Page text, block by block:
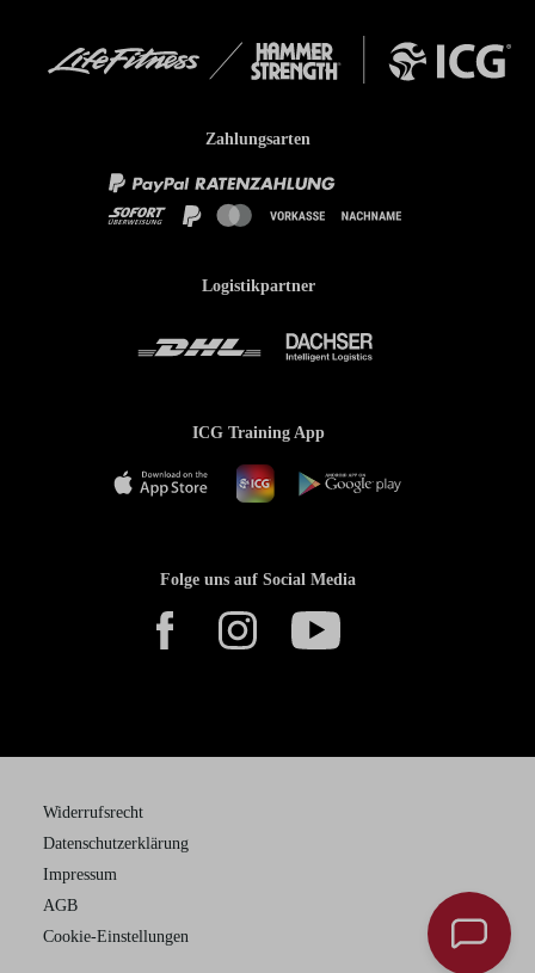
Zahlungsarten
Logistikpartner
ICG Training App
Folge uns auf Social Media
Widerrufsrecht
Datenschutzerklärung
Impressum
AGB
Cookie-Einstellungen